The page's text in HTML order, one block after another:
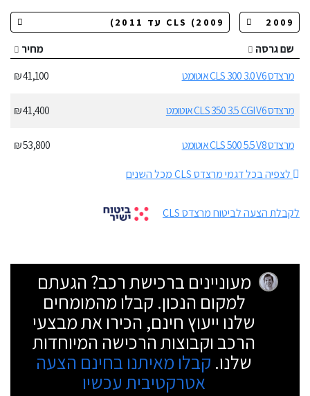
שם גרסה
מחיר
מרצדס CLS 300 3.0 V6 אוטומט
41,100 ₪
מרצדס CLS 350 3.5 CGI V6 אוטומט 41,400 ₪
מרצדס CLS 500 5.5 V8 אוטומט
53,800 ₪
לצפיה בכל דגמי מרצדס CLS מכל השנים
לקבלת הצעה לביטוח מרצדס CLS
מעוניינים ברכישת רכב? הגעתם
למקום הנכון. קבלו מהמומחים
שלנו ייעוץ חינם, הכירו את מבצעי
הרכב וקבוצות הרכישה המיוחדות
שלנו. קבלו מאיתנו בחינם הצעה
אטרקטיבית עכשיו